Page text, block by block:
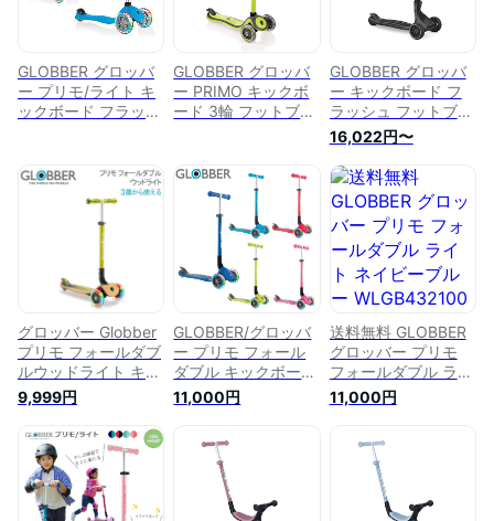
GLOBBER グロッバ
ー プリモ/ライト キ
ックボード フラッシ
乗り物 安全設計 キ
ックスクーター (ス
カイブルー)
WLGB423101
GLOBBER グロッバ
ー PRIMO キックボ
ード 3輪 フットブレ
クスクーター (グリ
ーン) WLGB440106
GLOBBER グロッバ
ー キックボード フ
ラッシュ フットブレ
ーキ 外遊び 子供 乗
り物 キック スクー
ター アルティマム
ブラック
WLGB612120
16,022円〜
グロッバー Globber
プリモ フォールダブ
ルウッドライト キッ
クスクーター 子供 3
輪 キックボード 乗
用玩具 乗り物 キッ
ズ 三輪車 3歳〜6歳
クリスマス プレゼン
ト
9,999円
GLOBBER/グロッバ
ー プリモ フォール
ダブル キックボード
キックスクーター キ
ックスケーター 子供
り物 外遊び 誕生日
プレゼント ギフト
光る LED 子供用 3輪
車 キッズ 男の子 女
11,000円
送料無料 GLOBBER
グロッバー プリモ
フォールダブル ライ
ト ネイビーブルー
WLGB432100 クリ
ゼント おもちゃ キ
ックボード ギフト
キックスクーター
11,000円